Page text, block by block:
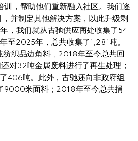
训，帮助他们重新融入社区。我们逐
并制定其他解决方案，以此升级剩
，我们就从古驰供应商处收集了54
至2025年，总共收集了1,281吨。
纺织品边角料，2018年至今总共回
对32吨金属废料进行了再生处理；
406吨。此外，古驰还向非政府组
9000米面料；2018年至今总共捐